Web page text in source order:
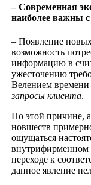
– Современная
наиболее важны
– Появление
возможность
информацию в
ужесточению
Велением времени
запросы клиента.
По этой причине,
новшеств
ощущаться
внутрифирменном
переходе к
данное явление